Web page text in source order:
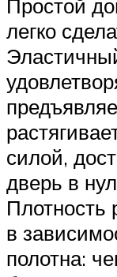
Простой
легко
силой,
дверь в
Плотность
в
полотна: